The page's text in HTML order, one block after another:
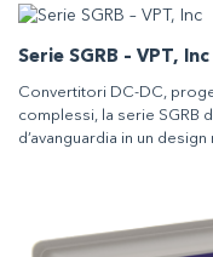
Serie SGRB – VPT, Inc
Convertitori DC-DC,
complessi, la serie SGRB
d’avanguardia in un